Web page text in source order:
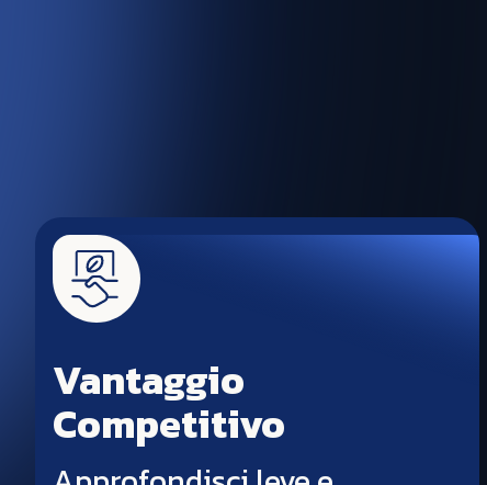
Vantaggio
Competitivo